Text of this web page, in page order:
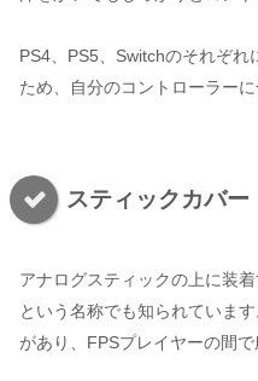
PS4、PS5、Switchのそれぞ
ため、自分のコントローラー
スティックカバー
アナログスティックの上に装
という名称でも知られていま
があり、FPSプレイヤーの間で